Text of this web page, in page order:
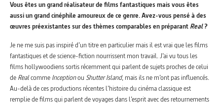
Vous êtes un grand réalisateur de films fantastiques mais vous êtes
aussi un grand cinéphile amoureux de ce genre. Avez-vous pensé à des
œuvres préexistantes sur des thèmes comparables en préparant Real?
Je ne me suis pas inspiré d’un titre en particulier mais il est vrai que les films
fantastiques et de science-fiction nourrissent mon travail. J’ai vu tous les
films hollywoodiens sortis récemment qui parlent de sujets proches de celui
de Realcomme Inceptionou Shutter Island, mais ils ne m’ont pas influencés.
Au-delà de ces productions récentes l’histoire du cinéma classique est
remplie de films qui parlent de voyages dans l’esprit avec des retournements